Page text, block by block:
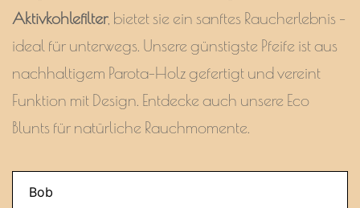
Aktivkohlefilter, bietet sie ein sanftes Raucherlebnis –
ideal für unterwegs. Unsere günstigste Pfeife ist aus
nachhaltigem Parota-Holz gefertigt und vereint
Funktion mit Design. Entdecke auch unsere Eco
Blunts für natürliche Rauchmomente.